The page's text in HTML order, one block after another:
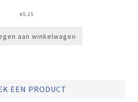
€5,25
aan winkelwagen
EEN PRODUCT